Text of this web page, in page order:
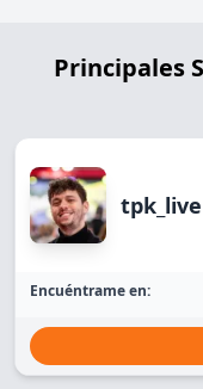
Principales
tpk_live
Encuéntrame en: